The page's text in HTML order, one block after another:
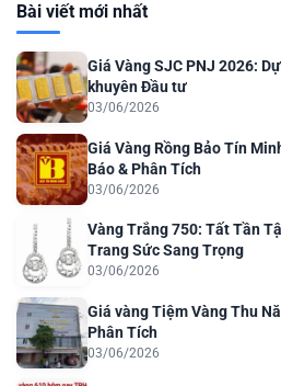
Bài viết mới nhất
Giá Vàng SJC PNJ 2026:
khuyên Đầu tư
03/06/2026
Giá Vàng Rồng Bảo Tín
Báo & Phân Tích
03/06/2026
Vàng Trắng 750: Tất Tần
Trang Sức Sang Trọng
03/06/2026
Giá vàng Tiệm Vàng Thu
Phân Tích
03/06/2026